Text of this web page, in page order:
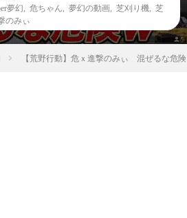
夢幻 危ちゃん 夢幻の動画 芝刈り機
芝
のみぃ
【荒野行動】危ｘ進撃のみぃ 混ぜるな危